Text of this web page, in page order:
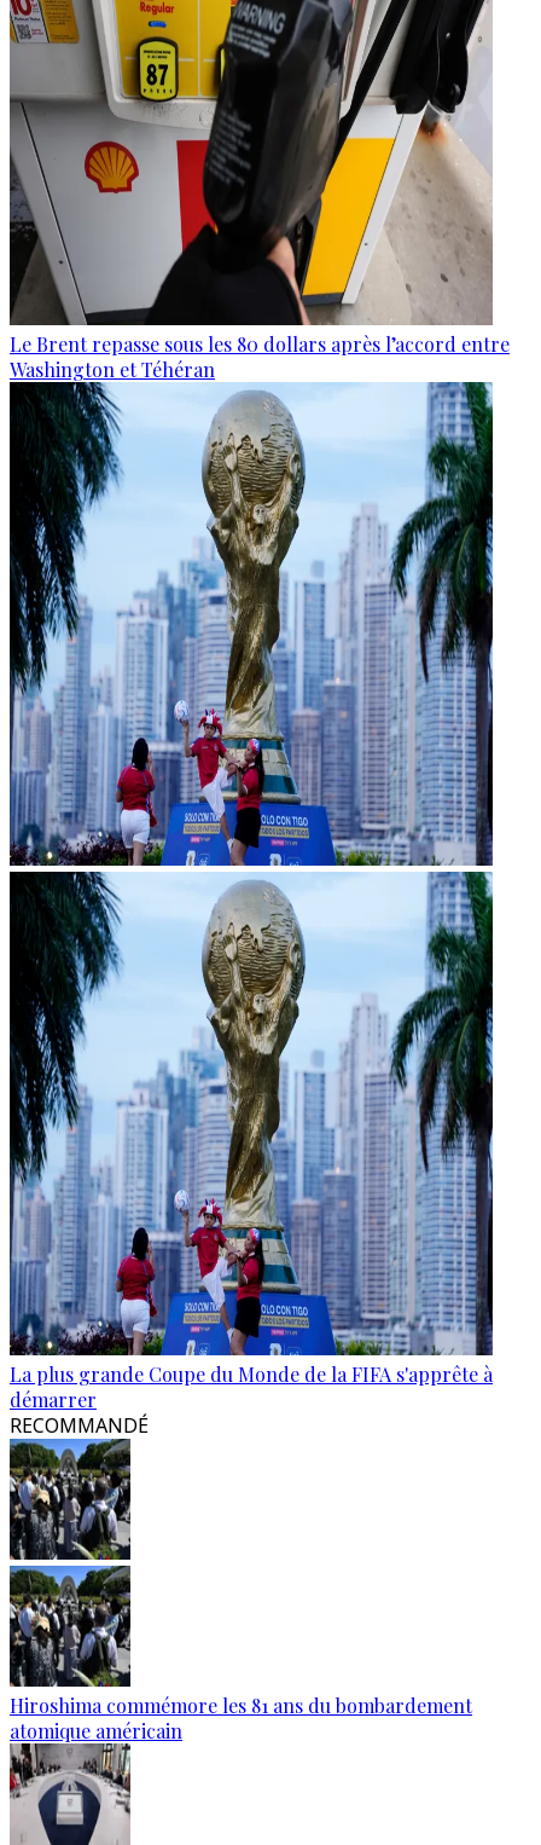
Le Brent repasse sous les 80 dollars après l’accord entre
Washington et Téhéran
La plus grande Coupe du Monde de la FIFA s'apprête à
démarrer
RECOMMANDÉ
Hiroshima commémore les 81 ans du bombardement
atomique américain